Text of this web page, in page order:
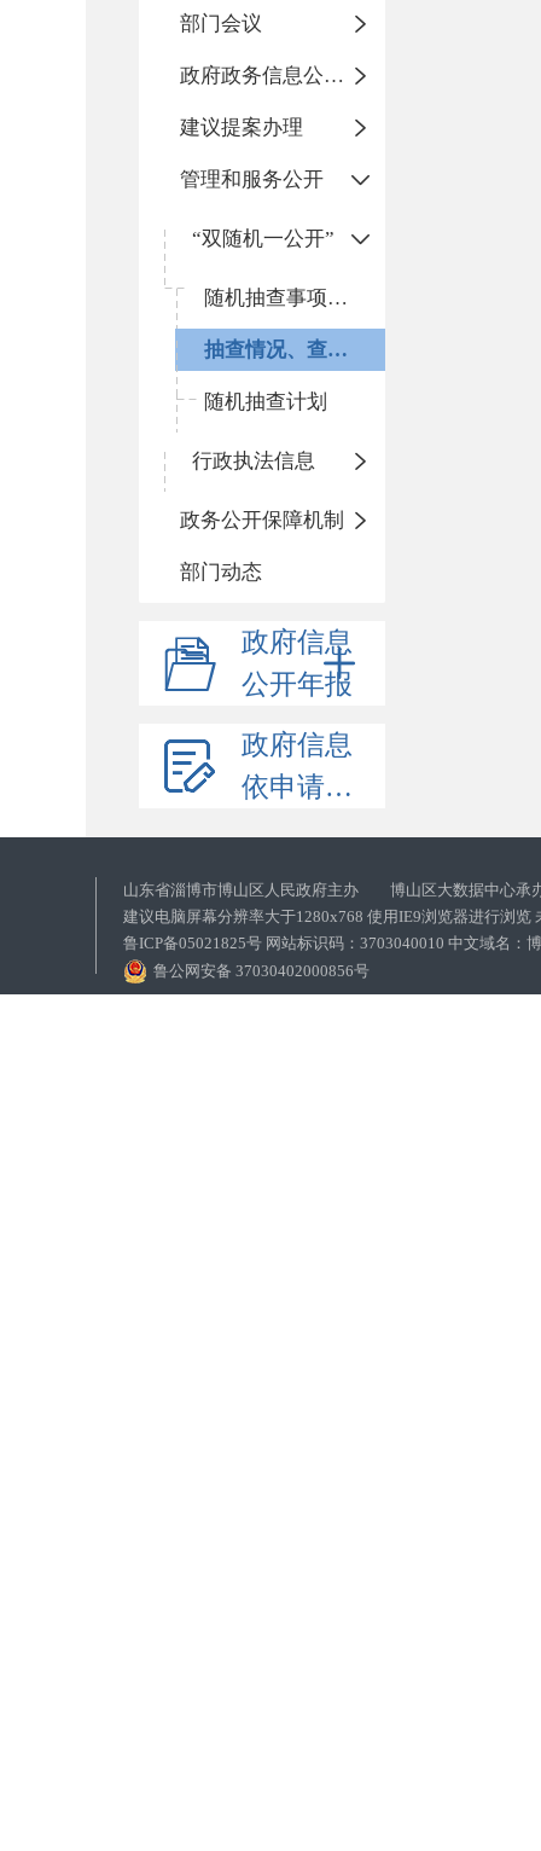
部门会议
政府政务信息公开目录
建议提案办理
管理和服务公开
“双随机一公开”
随机抽查事项清单
抽查情况、查处结果
随机抽查计划
行政执法信息
政务公开保障机制
部门动态
政府信息
公开年报
政府信息
依申请公开
山东省淄博市博山区人民政府主办 博山区大数据中心承
建议电脑屏幕分辨率大于1280x768 使用IE9浏览器进行浏览
鲁ICP备05021825号 网站标识码：3703040010 中文域名：
鲁公网安备 37030402000856号